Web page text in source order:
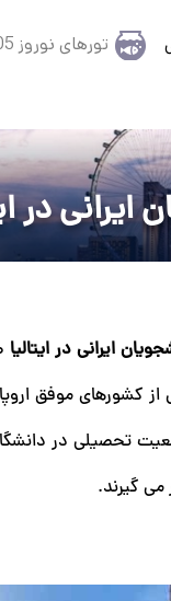
تورهای نوروز 1405
در
ایرانی در ایتالیا
از کشورهای موفق
تحصیلی در
گیرند.